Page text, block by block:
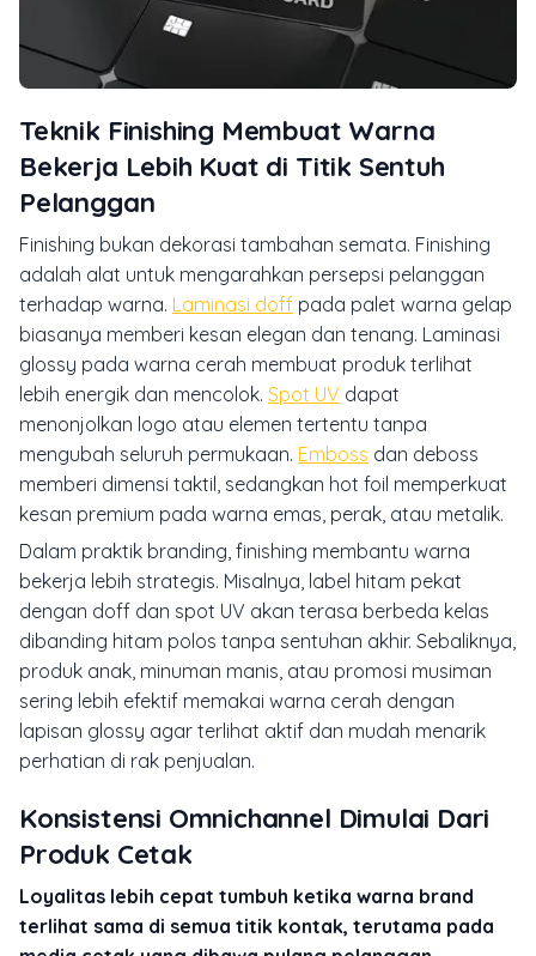
Teknik Finishing Membuat Warna
Bekerja Lebih Kuat di Titik Sentuh
Pelanggan
Finishing bukan dekorasi tambahan semata. Finishing
adalah alat untuk mengarahkan persepsi pelanggan
terhadap warna. Laminasi doff pada palet warna gelap
biasanya memberi kesan elegan dan tenang. Laminasi
glossy pada warna cerah membuat produk terlihat
lebih energik dan mencolok. Spot UV dapat
menonjolkan logo atau elemen tertentu tanpa
mengubah seluruh permukaan. Emboss dan deboss
memberi dimensi taktil, sedangkan hot foil memperkuat
kesan premium pada warna emas, perak, atau metalik.
Dalam praktik branding, finishing membantu warna
bekerja lebih strategis. Misalnya, label hitam pekat
dengan doff dan spot UV akan terasa berbeda kelas
dibanding hitam polos tanpa sentuhan akhir. Sebaliknya,
produk anak, minuman manis, atau promosi musiman
sering lebih efektif memakai warna cerah dengan
lapisan glossy agar terlihat aktif dan mudah menarik
perhatian di rak penjualan.
Konsistensi Omnichannel Dimulai Dari
Produk Cetak
Loyalitas lebih cepat tumbuh ketika warna brand
terlihat sama di semua titik kontak, terutama pada